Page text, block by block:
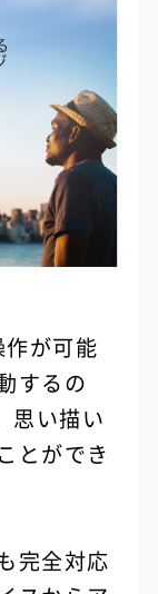
が可能
するの
思い描い
とができ
完全対応